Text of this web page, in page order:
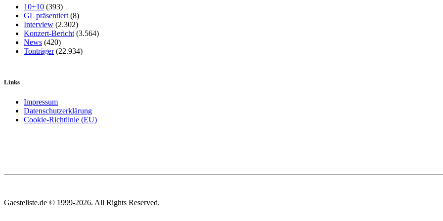
10+10 (393)
GL präsentiert (8)
Interview (2.302)
Konzert-Bericht (3.564)
News (420)
Tonträger(22.934)
Links
Impressum
Datenschutzerklärung
Cookie-Richtlinie (EU)
Gaesteliste.de © 1999-2026. All Rights Reserved.